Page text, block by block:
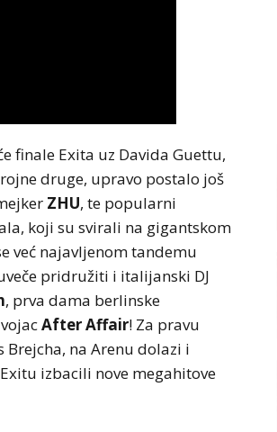
finale Exita uz Davida Guettu,
druge, upravo postalo još
ZHU, te popularni
koji su svirali na gigantskom
već najavljenom tandemu
pridružiti i italijanski DJ
, prva dama berlinske
After Affair! Za pravu
na Arenu dolazi i
izbacili nove megahitove